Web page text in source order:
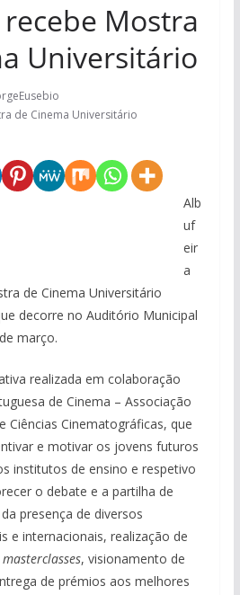
Mostra
Universitário
de Cinema Universitário
Alb
uf
eir
a
de Cinema Universitário
decorre no Auditório Municipal
março.
realizada em colaboração
de Cinema – Associação
Ciências Cinematográficas, que
e motivar os jovens futuros
institutos de ensino e respetivo
o debate e a partilha de
presença de diversos
e internacionais, realização de
masterclasses, visionamento de
de prémios aos melhores